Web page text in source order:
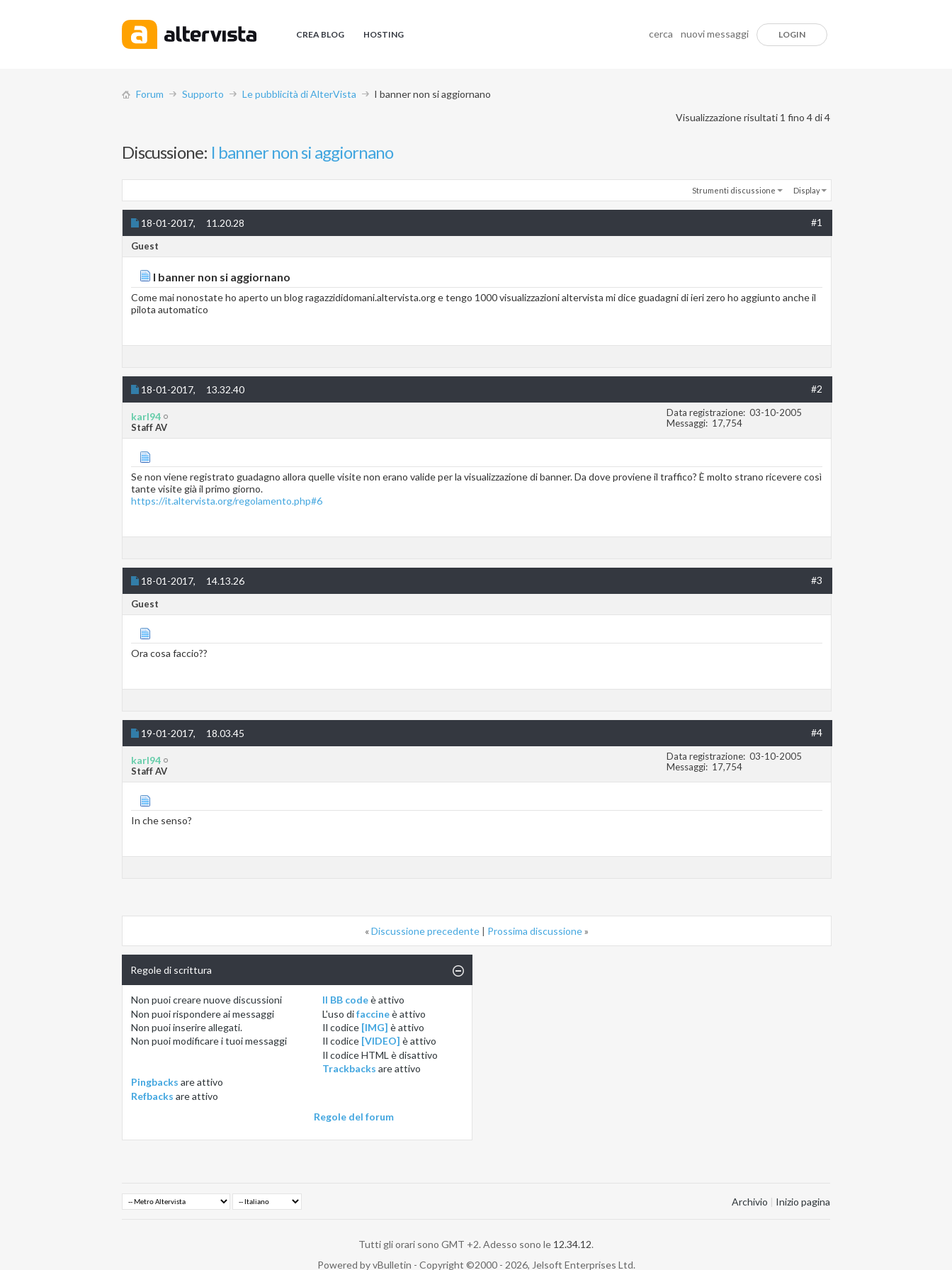
CREA BLOG HOSTING cerca nuovi messaggi LOGIN
Forum Supporto Le pubblicità di AlterVista
I banner non si aggiornano
Visualizzazione risultati 1 fino 4 di 4
Discussione: I banner non si aggiornano
Strumenti discussione Display
18-01-2017, 11.20.28 #1
Guest
I banner non si aggiornano
Come mai nonostate ho aperto un blog ragazzididomani.altervista.org e tengo 1000 visualizzazioni altervista mi dice guadagni di ieri zero ho aggiunto anche il
pilota automatico
18-01-2017, 13.32.40 #2
karl94
Staff AV
Data registrazione 03-10-2005
Messaggi
17,754
Se non viene registrato guadagno allora quelle visite non erano valide per la visualizzazione di banner. Da dove proviene il traffico? È molto strano ricevere così
tante visite già il primo giorno.
https://it.altervista.org/regolamento.php#6
18-01-2017, 14.13.26 #3
Guest
Ora cosa faccio??
19-01-2017, 18.03.45 #4
karl94
Staff AV
Data registrazione 03-10-2005
Messaggi
17,754
In che senso?
«Discussione precedente | Prossima discussione»
Regole di scrittura
Non puoicreare nuove discussioni
Non puoirispondere ai messaggi
Non puoiinserire allegati.
Non puoimodificare i tuoi messaggi
Il BB codeèattivo
L'uso difaccineèattivo
Il codice [IMG] èattivo
Il codice [VIDEO] èattivo
Il codice HTML èdisattivo
Trackbacks areattivo
Pingbacks areattivo
Refbacks areattivo
Regole del forum
Archivio | Inizio pagina
Tutti gli orari sono GMT +2. Adesso sono le 12.34.12.
Powered by vBulletin - Copyright ©2000 - 2026, Jelsoft Enterprises Ltd.